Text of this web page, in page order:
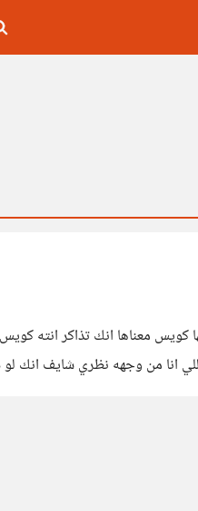
معناها انك تذاكر انته
انا من وجهه نظري شايف انك